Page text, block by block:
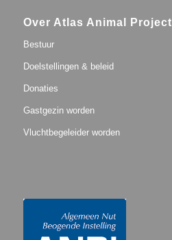
Over Atlas Animal Project
Bestuur
Doelstellingen & beleid
Donaties
Gastgezin worden
Vluchtbegeleider worden